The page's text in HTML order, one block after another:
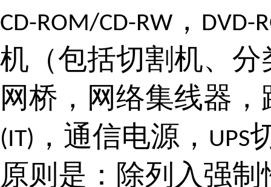
CD-ROM/CD-RW ， DVD-
机（包括切割机、分
网桥，网络集线器，
(IT) ，通信电源， UPS
原则是：除列入强